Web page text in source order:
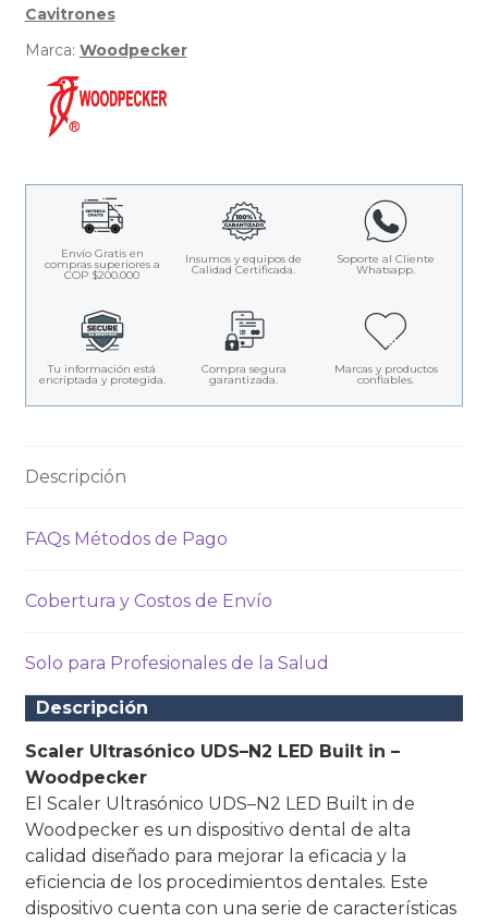
Cavitrones
Marca: Woodpecker
Envío Gratis en
compras superiores a
COP $200.000
Insumos y equipos de
Calidad Certificada.
Soporte al Cliente
Whatsapp.
Tu información está
encriptada y protegida.
Compra segura
garantizada.
Marcas y productos
confiables.
Descripción
FAQs Métodos de Pago
Cobertura y Costos de Envío
Solo para Profesionales de la Salud
Descripción
Scaler Ultrasónico UDS–N2 LED Built in –
Woodpecker
El Scaler Ultrasónico UDS–N2 LED Built in de
Woodpecker es un dispositivo dental de alta
calidad diseñado para mejorar la eficacia y la
eficiencia de los procedimientos dentales. Este
dispositivo cuenta con una serie de características